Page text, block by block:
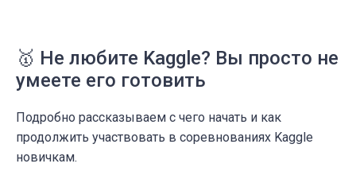
🥇 Не любите Kaggle? Вы просто не
умеете его готовить
Подробно рассказываем с чего начать и как
продолжить участвовать в соревнованиях Kaggle
новичкам.